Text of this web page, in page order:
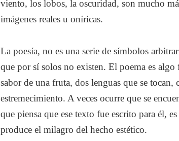
viento, los lobos, la oscuridad, son mucho
imágenes reales u oníricas.
La poesía, no es una serie de símbolos
que por sí solos no existen. El poema es
sabor de una fruta, dos lenguas que se tocan,
estremecimiento. A veces ocurre que se
que piensa que ese texto fue escrito para él,
produce el milagro del hecho estético.